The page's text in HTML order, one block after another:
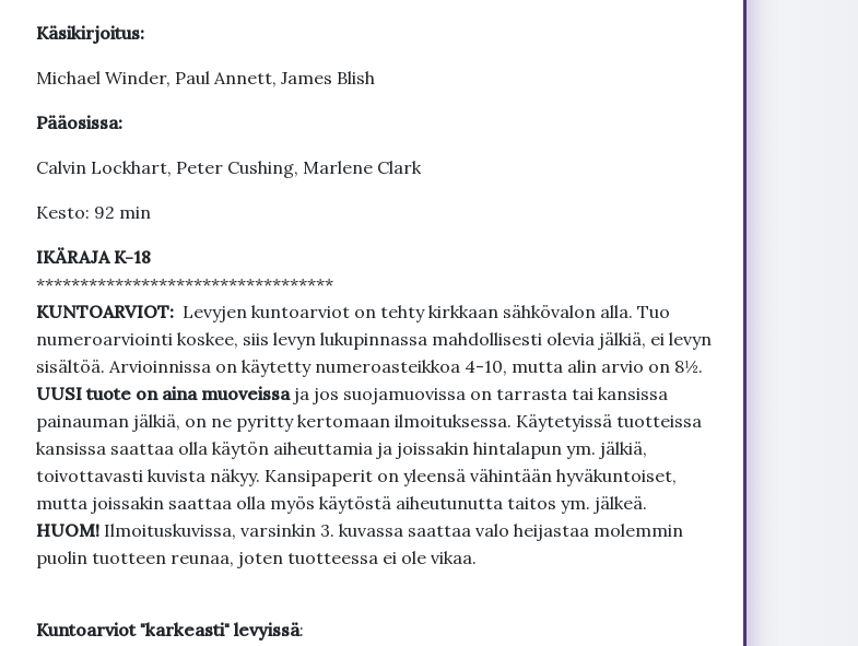
Käsikirjoitus:
Michael Winder, Paul Annett, James Blish
Pääosissa:
Calvin Lockhart, Peter Cushing, Marlene Clark
Kesto: 92 min
IKÄRAJA K-18
**********************************
KUNTOARVIOT: Levyjen kuntoarviot on tehty kirkkaan sähkövalon alla. Tuo
numeroarviointi koskee, siis levyn lukupinnassa mahdollisesti olevia jälkiä, ei levyn
sisältöä. Arvioinnissa on käytetty numeroasteikkoa 4-10, mutta alin arvio on 8½.
UUSI tuote on aina muoveissa ja jos suojamuovissa on tarrasta tai kansissa
painauman jälkiä, on ne pyritty kertomaan ilmoituksessa. Käytetyissä tuotteissa
kansissa saattaa olla käytön aiheuttamia ja joissakin hintalapun ym. jälkiä,
toivottavasti kuvista näkyy. Kansipaperit on yleensä vähintään hyväkuntoiset,
mutta joissakin saattaa olla myös käytöstä aiheutunutta taitos ym. jälkeä.
HUOM!Ilmoituskuvissa, varsinkin 3. kuvassa saattaa valo heijastaa molemmin
puolin tuotteen reunaa, joten tuotteessa ei ole vikaa.
Kuntoarviot "karkeasti" levyissä: